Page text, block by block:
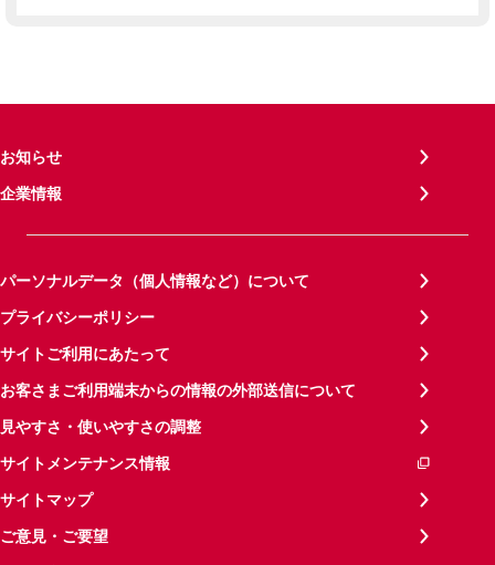
お知らせ
企業情報
パーソナルデータ（個人情報など）について
プライバシーポリシー
サイトご利用にあたって
お客さまご利用端末からの情報の外部送信について
見やすさ・使いやすさの調整
サイトメンテナンス情報
サイトマップ
ご意見・ご要望